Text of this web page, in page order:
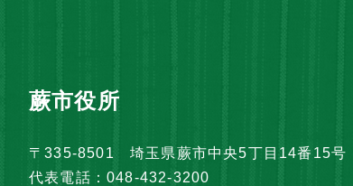
蕨市役所
〒335-8501 埼玉県蕨市中央5丁目14番15号
代表電話：048-432-3200